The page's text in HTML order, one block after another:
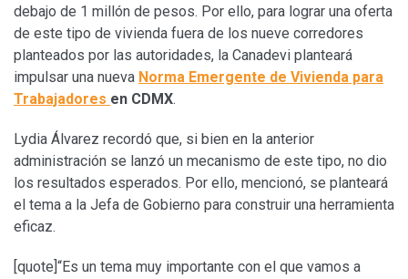
debajo de 1 millón de pesos. Por ello, para lograr una oferta
de este tipo de vivienda fuera de los nueve corredores
planteados por las autoridades, la Canadevi planteará
impulsar una nueva Norma Emergente de Vivienda para
Trabajadores en CDMX.
Lydia Álvarez recordó que, si bien en la anterior
administración se lanzó un mecanismo de este tipo, no dio
los resultados esperados. Por ello, mencionó, se planteará
el tema a la Jefa de Gobierno para construir una herramienta
eficaz.
[quote]“Es un tema muy importante con el que vamos a